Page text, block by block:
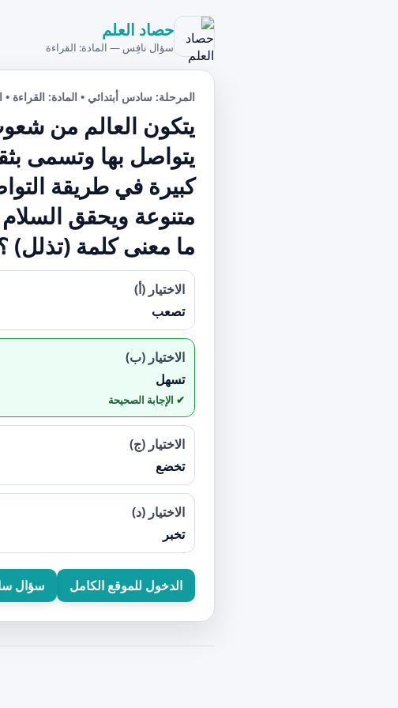
حصاد العلم
سؤال نافِس — المادة: القراءة
المرحلة: سادس أبتدائي • المادة: القراءة
يتكون العالم من
يتواصل بها وتسمى
كبيرة في طريقة
متنوعة ويحقق
ما معنى كلمة (تذلل)
الاختيار (أ)
تصعب
الاختيار (ب)
تسهل
الاختيار (ج)
تخضع
الاختيار (د)
تخبر
الدخول للموقع الكامل سؤال